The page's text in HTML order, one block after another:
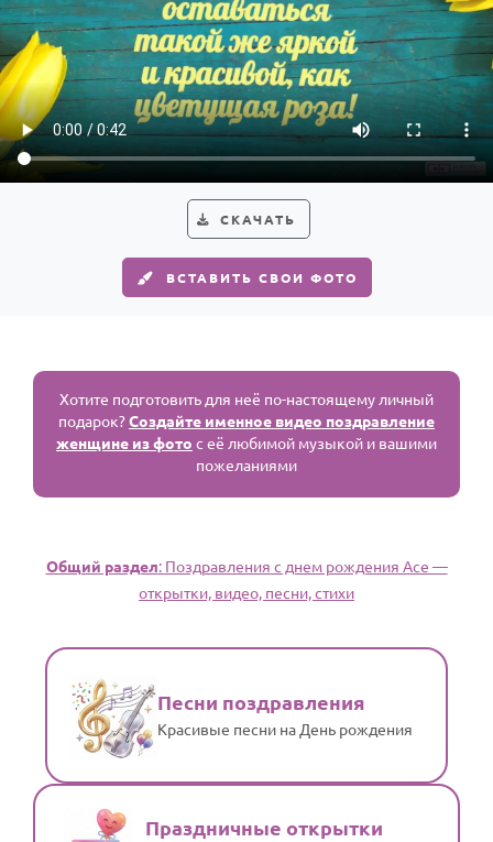
СКАЧАТЬ
ВСТАВИТЬ СВОИ ФОТО
Хотите подготовить для неё по-настоящему личный
подарок?Создайте именное видео поздравление
женщине из фото с её любимой музыкой и вашими
пожеланиями
Общий раздел: Поздравления с днем рождения Асе —
открытки, видео, песни, стихи
Песни поздравления
Красивые песни на День рождения
Праздничные открытки